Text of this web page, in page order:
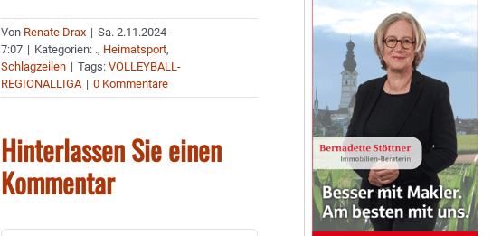
Von Renate Drax | Sa. 2.11.2024 -
7:07 | Kategorien: ., Heimatsport,
Schlagzeilen | Tags:VOLLEYBALL-
REGIONALLIGA | 0 Kommentare
Hinterlassen Sie einen
Kommentar